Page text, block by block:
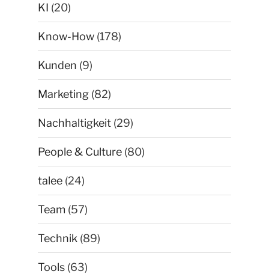
KI (20)
Know-How (178)
Kunden (9)
Marketing (82)
Nachhaltigkeit (29)
People & Culture (80)
talee (24)
Team (57)
Technik (89)
Tools (63)